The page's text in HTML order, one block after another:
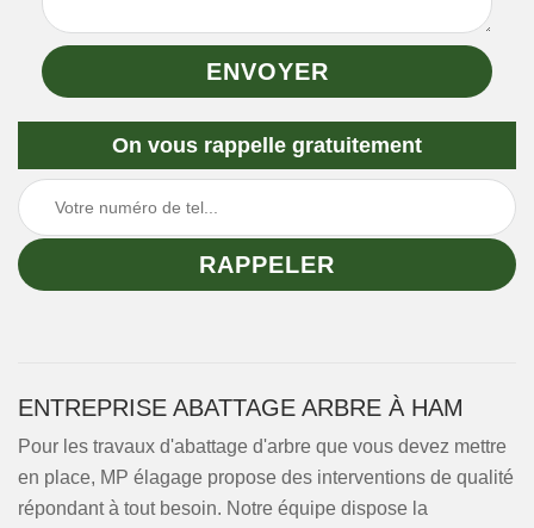
On vous rappelle gratuitement
ENTREPRISE ABATTAGE ARBRE À HAM
Pour les travaux d'abattage d'arbre que vous devez mettre
en place, MP élagage propose des interventions de qualité
répondant à tout besoin. Notre équipe dispose la